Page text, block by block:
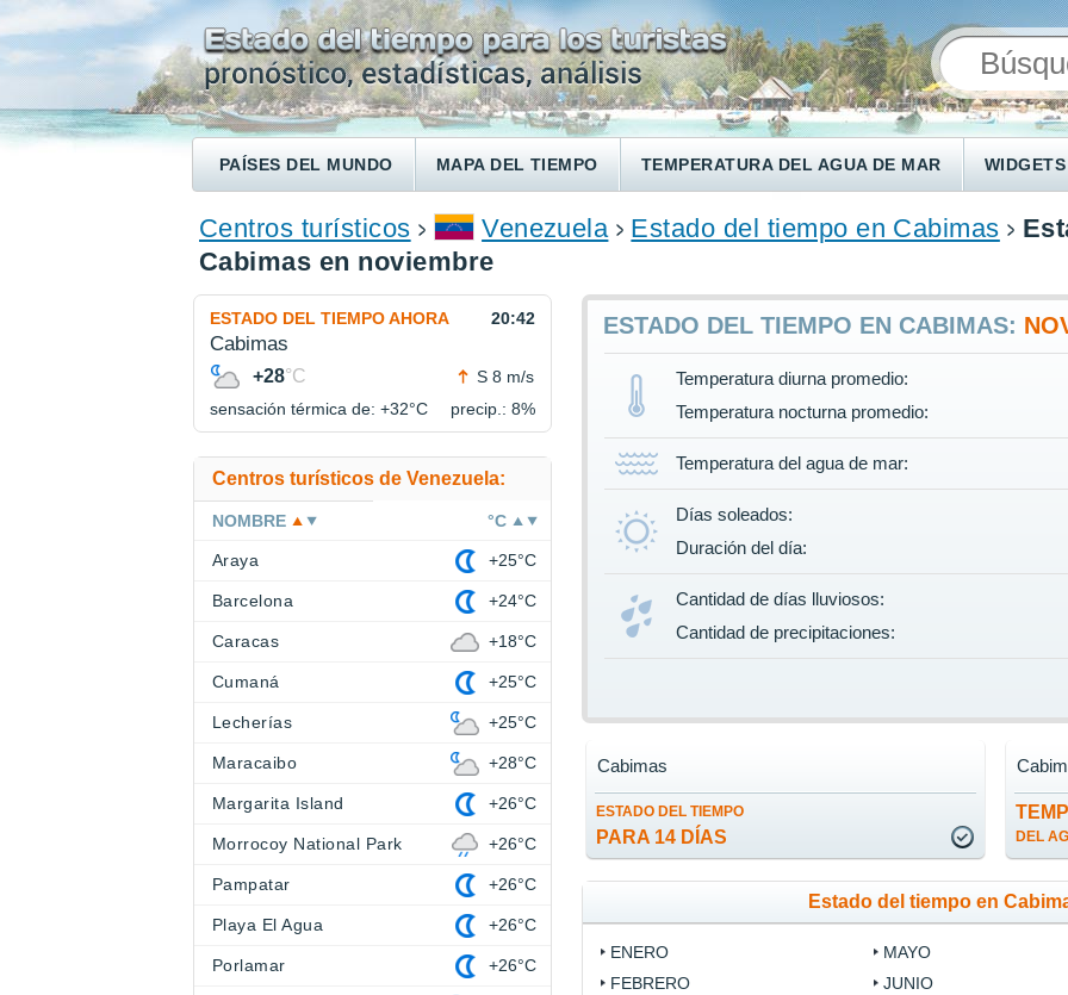
PAÍSES DEL MUNDO MAPA DEL TIEMPO TEMPERATURA DEL AGUA DE MAR
ENCONTRAR UN HOTEL
Centros turísticos Venezuela Estado del tiempo en Cabimas
Cabimas en noviembre
ESTADO DEL TIEMPO EN CABIMAS:
Temperatura diurna promedio:
Temperatura nocturna promedio:
Temperatura del agua de mar:
Días soleados:
Duración del día:
Cantidad de días lluviosos:
Cantidad de precipitaciones:
ESTADO DEL TIEMPO
PARA 14 DÍAS
Cabimas
DEL
Estado del tiempo en
ENERO
FEBRERO
MAYO
JUNIO
ESTADO DEL TIEMPO AHORA 20:42
Cabimas
+28°C
S 8 m/s
sensación térmica de: +32°C precip.: 8%
Centros turísticos de Venezuela:
NOMBRE °C
Araya +25°C
Barcelona +24°C
Caracas +18°C
Cumaná +25°C
Lecherías +25°C
Maracaibo +28°C
Margarita Island +26°C
Morrocoy National Park +26°C
Pampatar +26°C
Playa El Agua +26°C
Porlamar +26°C